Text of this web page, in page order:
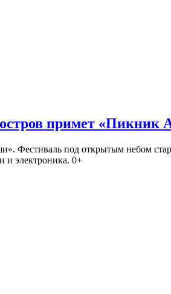
примет «Пикник
под открытым небом
и электроника. 0+